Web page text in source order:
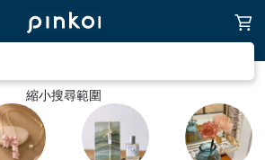
縮小搜尋範圍